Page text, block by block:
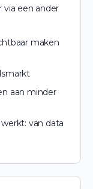
via een ander
maken
aan minder
van data